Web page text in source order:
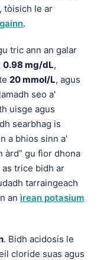
tòisich le ar
.
tric ann an galar
0.98 mg/dL,
20 mmol/L, agus
seo a'
uisge agus
searbhag is
a bhios sinn a’
àrd” gu fìor dhona
trice bidh ar
tarraingeach
anìrean potasium
. Bidh acidosis le
cloride suas agus